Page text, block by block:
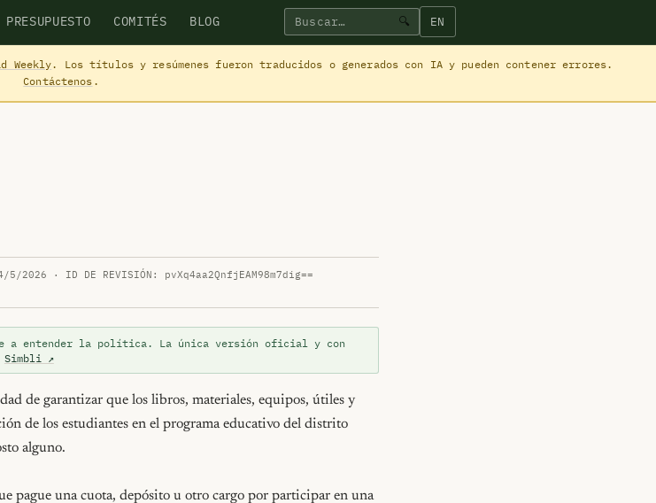
PRESUPUESTO COMITÉS BLOG 🔍 EN
Weekly. Los títulos y resúmenes fueron traducidos o generados con IA y pueden contener errores.
Contáctenos.
5/2026 · ID DE REVISIÓN: pvXq4aa2QnfjEAM98m7dig==
a entender la política. La única versión oficial y con
Simbli ↗
de garantizar que los libros, materiales, equipos, útiles y
de los estudiantes en el programa educativo del distrito
alguno.
pague una cuota, depósito u otro cargo por participar en una